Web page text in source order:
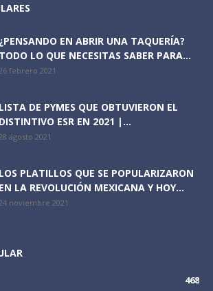
¿PENSANDO EN ABRIR UNA TAQUERÍA?
TODO LO QUE NECESITAS SABER PARA...
26 febrero 2021
LISTA DE PYMES QUE OBTUVIERON EL
DISTINTIVO ESR EN 2021 |...
28 agosto 2021
LOS PLATILLOS QUE SE POPULARIZARON
EN LA REVOLUCIÓN MEXICANA Y HOY...
24 noviembre 2021
468